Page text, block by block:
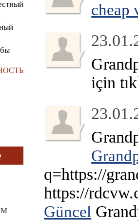
cheap
için
q=https://
https://
Güncel